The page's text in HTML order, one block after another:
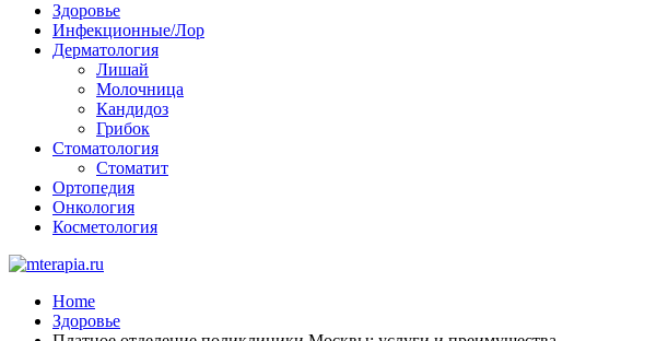
Здоровье
Инфекционные/Лор
Дерматология
Лишай
Молочница
Кандидоз
Грибок
Стоматология
Стоматит
Ортопедия
Онкология
Косметология
Home
Здоровье